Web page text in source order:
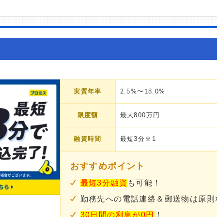
実質年率 2.5%〜18.0%
限度額 最大800万円
融資時間 最短3分※1
おすすめポイント
最短3分融資 も可能！
勤務先への電話連絡＆郵送物は原則
30日間の利息が0円
！